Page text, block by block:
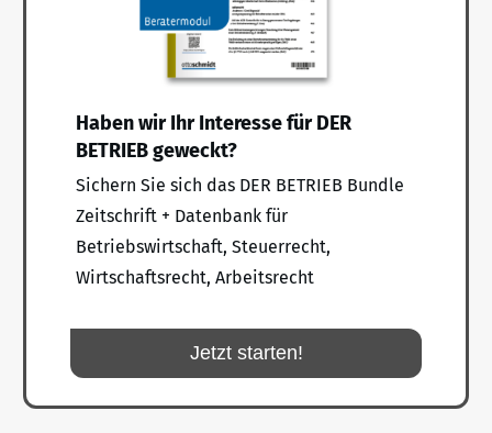
Haben wir Ihr Interesse für DER
BETRIEB geweckt?
Sichern Sie sich das DER BETRIEB Bundle
Zeitschrift + Datenbank für
Betriebswirtschaft, Steuerrecht,
Wirtschaftsrecht, Arbeitsrecht
Jetzt starten!